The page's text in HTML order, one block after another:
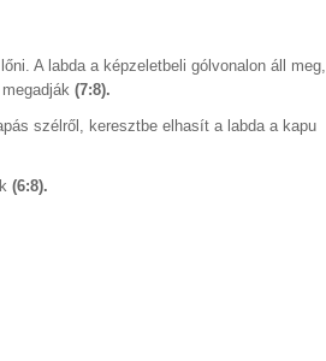
A labda a képzeletbeli gólvonalon áll meg,
(7:8).
szélről, keresztbe elhasít a labda a kapu
(6:8).